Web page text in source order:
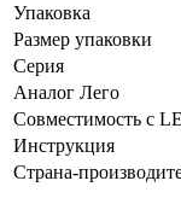
Упаковка
Размер упаковки
Серия
Аналог Лего
Совместимость с
Инструкция
Страна-